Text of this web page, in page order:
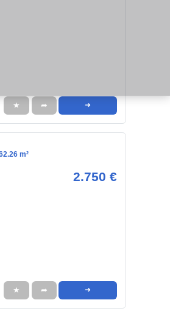
★ ➦ ➜
m²
2.750 €
★ ➦ ➜